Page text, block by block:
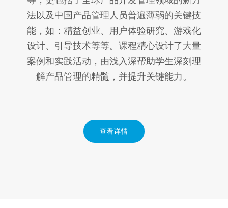
法以及中国产品管理人员普遍薄弱的关键技
能，如：精益创业、用户体验研究、游戏化
设计、引导技术等等。课程精心设计了大量
案例和实践活动，由浅入深帮助学生深刻理
解产品管理的精髓，并提升关键能力。
查看详情